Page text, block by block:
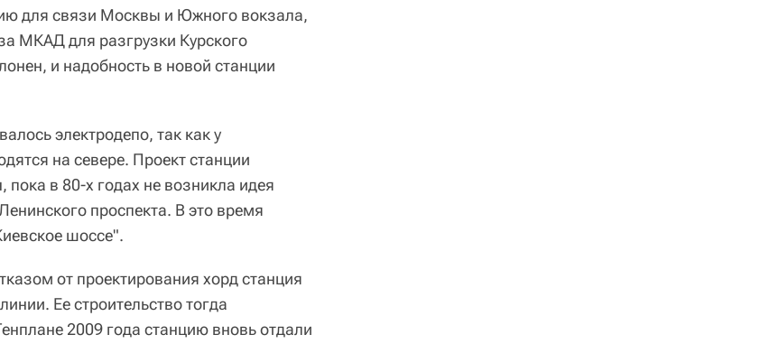
для связи Москвы и Южного вокзала,
МКАД для разгрузки Курского
и надобность в новой станции
электродепо, так как у
на севере. Проект станции
в 80-х годах не возникла идея
проспекта. В это время
шоссе".
от проектирования хорд станция
Ее строительство тогда
2009 года станцию вновь отдали